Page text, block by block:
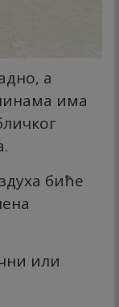
а
има
биће
или